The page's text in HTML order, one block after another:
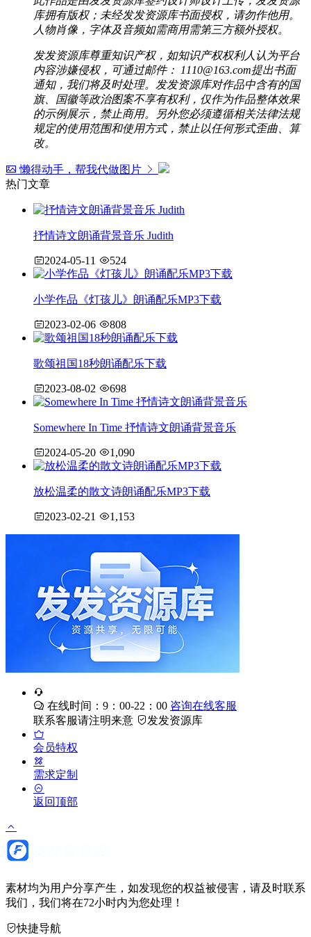
库拥有版权；未经发发资源库书面授权，请勿作他用。
人物肖像，字体及音频如需商用需第三方额外授权。
发发资源库尊重知识产权，如知识产权权利人认为平台
内容涉嫌侵权，可通过邮件： 1110@163.com提出书面
通知，我们将及时处理。发发资源库对作品中含有的国
旗、国徽等政治图案不享有权利，仅作为作品整体效果
的示例展示，禁止商用。另外您必须遵循相关法律法规
规定的使用范围和使用方式，禁止以任何形式歪曲、算
改。
懒得动手，帮我代做图片
热门文章
抒情诗文朗诵背景音乐 Judith
2024-05-11 524
小学作品《灯孩儿》朗诵配乐MP3下载
2023-02-06 808
歌颂祖国18秒朗诵配乐下载
2023-08-02 698
Somewhere In Time 抒情诗文朗诵背景音乐
2024-05-20 1,090
放松温柔的散文诗朗诵配乐MP3下载
2023-02-21 1,153
在线时间：9：00-22：00 咨询在线客服
联系客服请注明来意
发发资源库
会员特权
需求定制
返回顶部
素材均为用户分享产生，如发现您的权益被侵害，请及时联系
我们，我们将在72小时内为您处理！
快捷导航